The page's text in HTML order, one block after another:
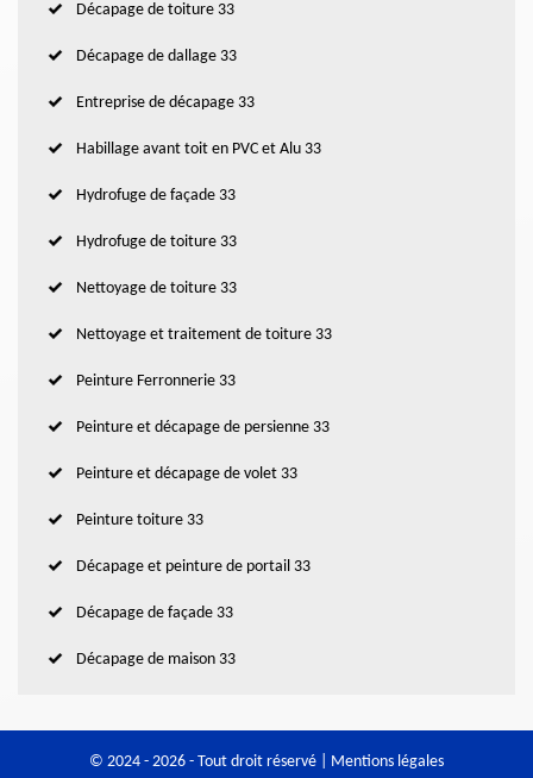
Décapage de toiture 33
Décapage de dallage 33
Entreprise de décapage 33
Habillage avant toit en PVC et Alu 33
Hydrofuge de façade 33
Hydrofuge de toiture 33
Nettoyage de toiture 33
Nettoyage et traitement de toiture 33
Peinture Ferronnerie 33
Peinture et décapage de persienne 33
Peinture et décapage de volet 33
Peinture toiture 33
Décapage et peinture de portail 33
Décapage de façade 33
Décapage de maison 33
© 2024 - 2026 - Tout droit réservé | Mentions légales